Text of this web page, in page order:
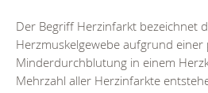
Der Begriff Herzinfarkt bezeichnet
Herzmuskelgewebe aufgrund einer
Minderdurchblutung in einem
Mehrzahl aller Herzinfarkte